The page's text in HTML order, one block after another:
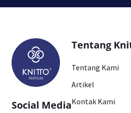
Social Media
Tentang
Tentang Kami
Artikel
Kontak Kami